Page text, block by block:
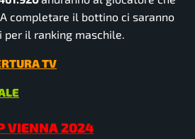
completare il bottino ci saranno
per il ranking maschile.
TV
VIENNA 2024